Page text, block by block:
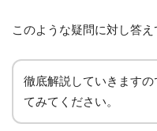
このような疑問に対し答え
徹底解説していきます
てみてください。